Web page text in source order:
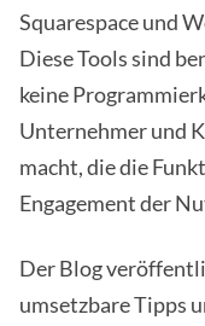
Squarespace und
Diese Tools sind
keine
Unternehmer und
macht, die die
Engagement der
Der Blog
umsetzbare Tipps